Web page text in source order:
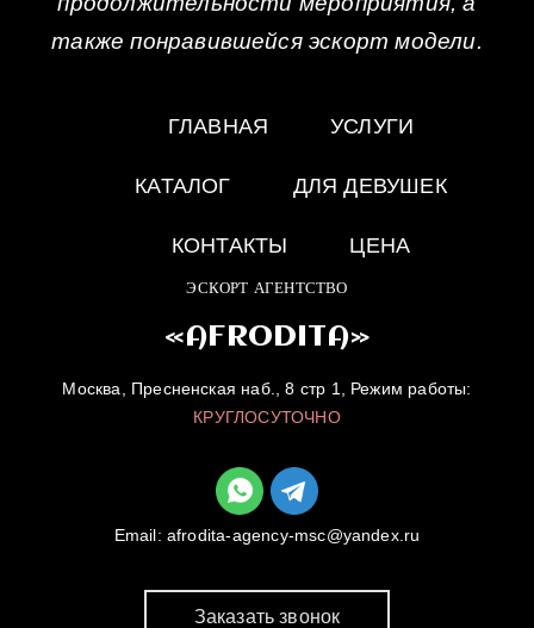
также понравившейся эскорт модели.
ГЛАВНАЯ УСЛУГИ
КАТАЛОГ ДЛЯ ДЕВУШЕК
КОНТАКТЫ ЦЕНА
ЭСКОРТ АГЕНТСТВО
«AFRODITA»
Москва, Пресненская наб., 8 стр 1, Режим работы:
КРУГЛОСУТОЧНО
Email: afrodita-agency-msc@yandex.ru
Заказать звонок